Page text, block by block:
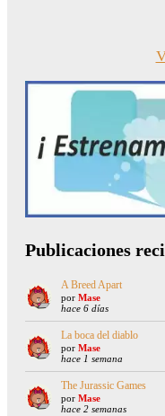
Publicaciones
A Breed Apart
por Mase
hace 6 días
La boca del diablo
por Mase
hace 1 semana
The Jurassic Games
por Mase
hace 2 semanas